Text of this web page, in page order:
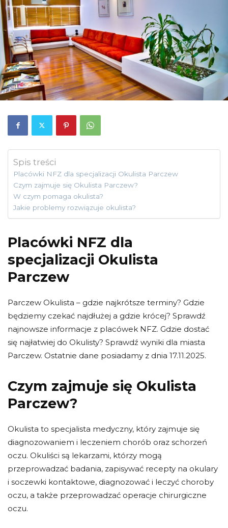
Spis treści
Placówki NFZ dla specjalizacji Okulista Parczew
Czym zajmuje się Okulista Parczew?
W czym pomaga okulista?
Jakie problemy rozwiązuje okulista?
Placówki NFZ dla
specjalizacji Okulista
Parczew
Parczew Okulista – gdzie najkrótsze terminy? Gdzie
będziemy czekać najdłużej a gdzie krócej? Sprawdź
najnowsze informacje z placówek NFZ. Gdzie dostać
się najłatwiej do Okulisty? Sprawdź wyniki dla miasta
Parczew. Ostatnie dane posiadamy z dnia 17.11.2025.
Czym zajmuje się Okulista
Parczew?
Okulista to specjalista medyczny, który zajmuje się
diagnozowaniem i leczeniem chorób oraz schorzeń
oczu. Okuliści są lekarzami, którzy mogą
przeprowadzać badania, zapisywać recepty na okulary
i soczewki kontaktowe, diagnozować i leczyć choroby
oczu, a także przeprowadzać operacje chirurgiczne
oczu.